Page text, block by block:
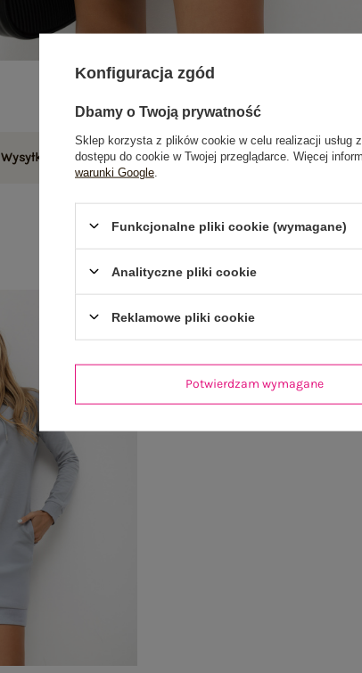
Wysyłka i dostawa Zwroty i reklamacje Opinie o
Konfiguracja zgód
Dbamy o Twoją prywatność
Sklep korzysta z plików cookie w celu realizacji usług
dostępu do cookie w Twojej przeglądarce. Więcej
warunki Google
Funkcjonalne pliki cookie (wymagane)
Analityczne pliki cookie
Reklamowe pliki cookie
Potwierdzam wymagane